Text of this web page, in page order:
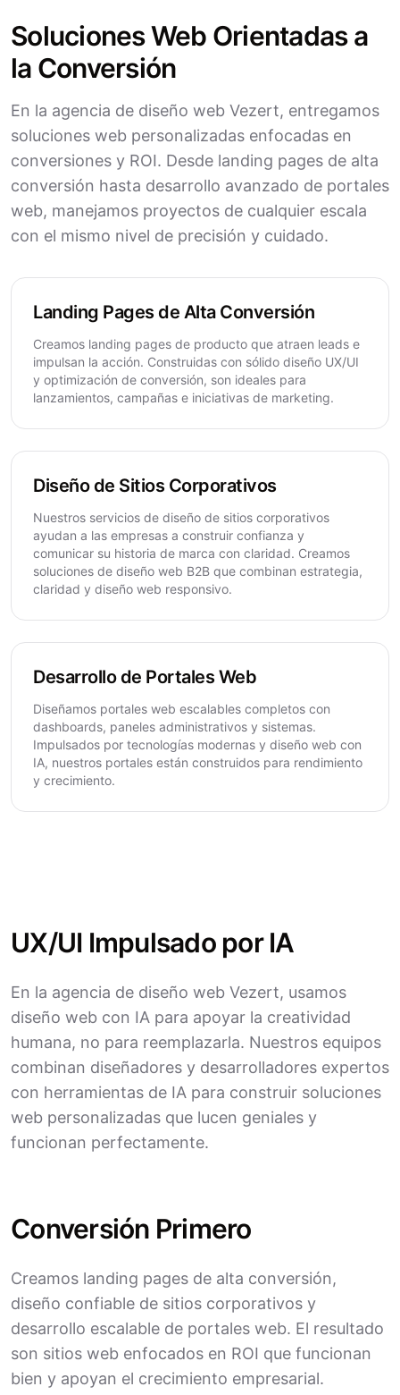
Soluciones Web Orientadas a
la Conversión
En la agencia de diseño web Vezert, entregamos
soluciones web personalizadas enfocadas en
conversiones y ROI. Desde landing pages de alta
conversión hasta desarrollo avanzado de portales
web, manejamos proyectos de cualquier escala
con el mismo nivel de precisión y cuidado.
Landing Pages de Alta Conversión
Creamos landing pages de producto que atraen leads e
impulsan la acción. Construidas con sólido diseño UX/UI
y optimización de conversión, son ideales para
lanzamientos, campañas e iniciativas de marketing.
Diseño de Sitios Corporativos
Nuestros servicios de diseño de sitios corporativos
ayudan a las empresas a construir confianza y
comunicar su historia de marca con claridad. Creamos
soluciones de diseño web B2B que combinan estrategia,
claridad y diseño web responsivo.
Desarrollo de Portales Web
Diseñamos portales web escalables completos con
dashboards, paneles administrativos y sistemas.
Impulsados por tecnologías modernas y diseño web con
IA, nuestros portales están construidos para rendimiento
y crecimiento.
UX/UI Impulsado por IA
En la agencia de diseño web Vezert, usamos
diseño web con IA para apoyar la creatividad
humana, no para reemplazarla. Nuestros equipos
combinan diseñadores y desarrolladores expertos
con herramientas de IA para construir soluciones
web personalizadas que lucen geniales y
funcionan perfectamente.
Conversión Primero
Creamos landing pages de alta conversión,
diseño confiable de sitios corporativos y
desarrollo escalable de portales web. El resultado
son sitios web enfocados en ROI que funcionan
bien y apoyan el crecimiento empresarial.